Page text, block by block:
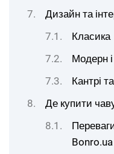
Дизайн та
Класика
Модерн і
Кантрі
Де купити
Bonro.ua